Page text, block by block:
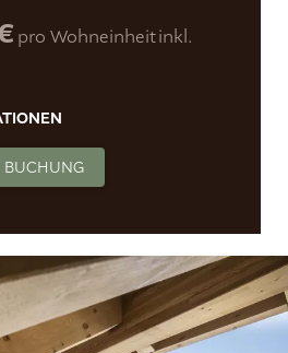
pro Wohneinheitinkl.
BUCHUNG